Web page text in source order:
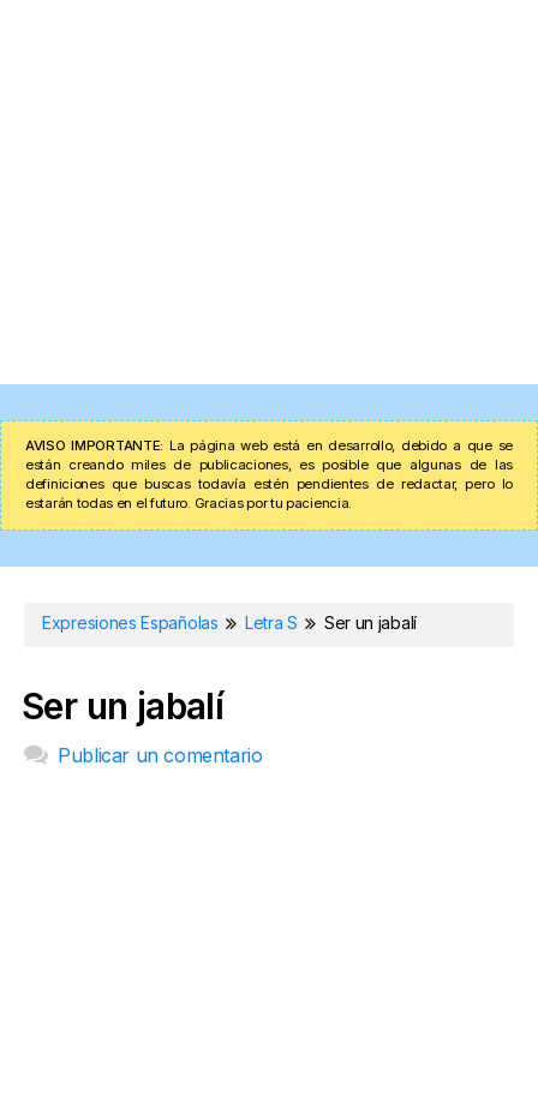
AVISO IMPORTANTE: La página web está en desarrollo, debido a que se
están creando miles de publicaciones, es posible que algunas de las
definiciones que buscas todavía estén pendientes de redactar, pero lo
estarán todas en el futuro. Gracias por tu paciencia.
Expresiones Españolas Letra S Ser un jabalí
Ser un jabalí
Publicar un comentario